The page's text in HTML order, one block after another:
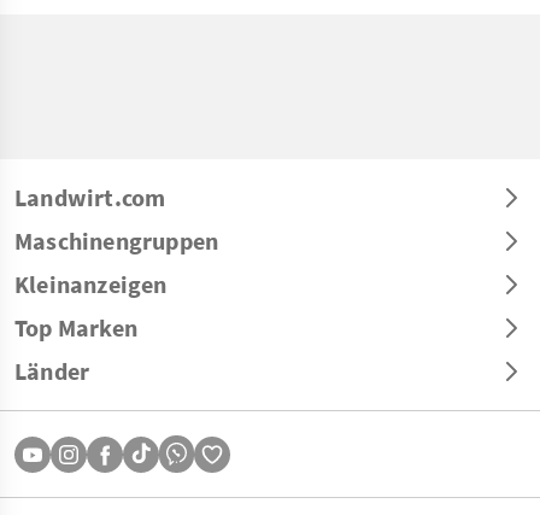
Landwirt.com
Maschinengruppen
Kleinanzeigen
Top Marken
Länder